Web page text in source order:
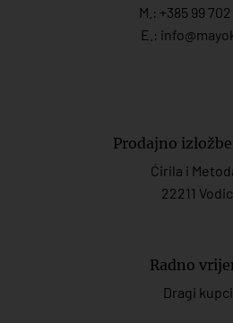
M.: +385 99
E.:
Prodajno
Ćirila i
22211
Radno
Dragi